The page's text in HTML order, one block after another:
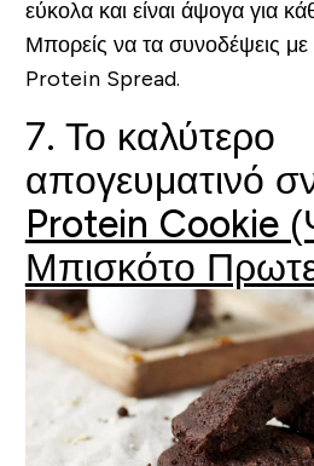
εύκολα και είναι άψογα για
Μπορείς να τα συνοδέψεις
Protein Spread.
7. Το καλύτερο
απογευματινό
Protein Cookie
Μπισκότο